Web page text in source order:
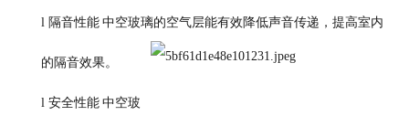
l 隔音性能 中空玻璃的空气层能有效降低声音传递，提高室内
的隔音效果。
l 安全性能 中空玻